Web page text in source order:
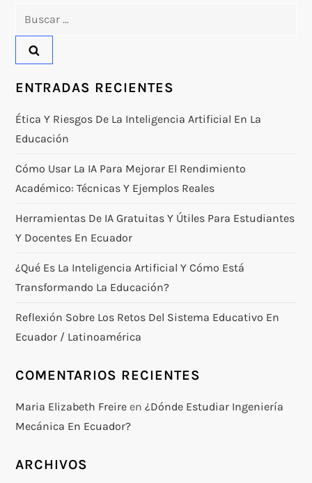
ENTRADAS RECIENTES
Ética Y Riesgos De La Inteligencia Artificial En La
Educación
Cómo Usar La IA Para Mejorar El Rendimiento
Académico: Técnicas Y Ejemplos Reales
Herramientas De IA Gratuitas Y Útiles Para Estudiantes
Y Docentes En Ecuador
¿Qué Es La Inteligencia Artificial Y Cómo Está
Transformando La Educación?
Reflexión Sobre Los Retos Del Sistema Educativo En
Ecuador / Latinoamérica
COMENTARIOS RECIENTES
Maria Elizabeth Freire en¿Dónde Estudiar Ingeniería
Mecánica En Ecuador?
ARCHIVOS